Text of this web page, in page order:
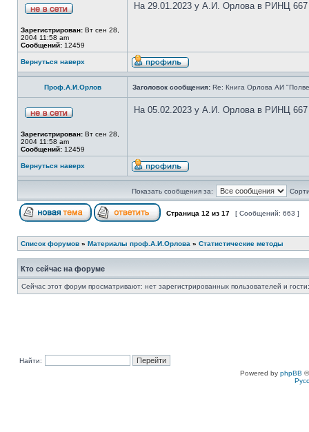
Зарегистрирован: Вт сен 28,
2004 11:58 am
Сообщений: 12459
На 29.01.2023 у А.И. Орлова в РИНЦ 667
Вернуться наверх
Проф.А.И.Орлов Заголовок сообщения: Re: Книга Орлова АИ
Зарегистрирован: Вт сен 28,
2004 11:58 am
Сообщений: 12459
На 05.02.2023 у А.И. Орлова в РИНЦ 667
Вернуться наверх
Показать сообщения за:
Страница 12 из 17 [ Сообщений: 663 ]
Список форумов » Материалы проф.А.И.Орлова » Статистические методы
Кто сейчас на форуме
Сейчас этот форум просматривают: нет зарегистрированных пользователей и
Найти:
Powered by phpBB